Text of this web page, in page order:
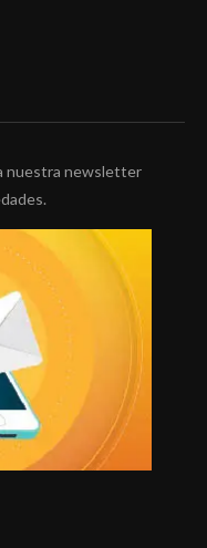
nuestra newsletter